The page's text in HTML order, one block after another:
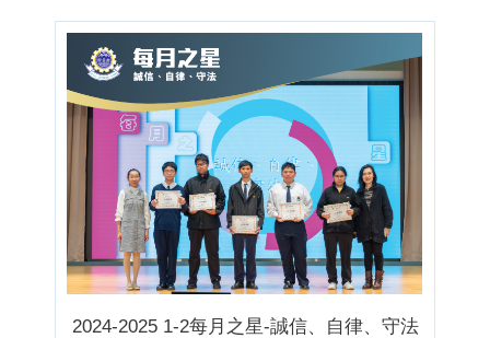
2024-2025 1-2每月之星-誠信、自律、守法